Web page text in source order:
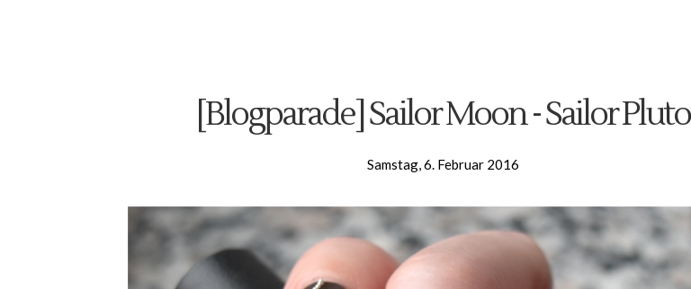
[Blogparade] Sailor Moon - Sailor Pluto
Samstag, 6. Februar 2016